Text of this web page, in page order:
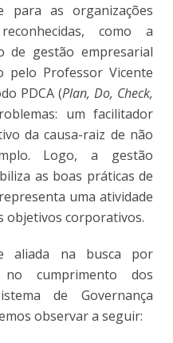
para as organizações
como a
de gestão empresarial
pelo Professor Vicente
PDCA (Plan, Do, Check,
um facilitador
da causa-raiz de não
Logo, a gestão
as boas práticas de
uma atividade
objetivos corporativos.
aliada na busca por
cumprimento dos
de Governança
observar a seguir: